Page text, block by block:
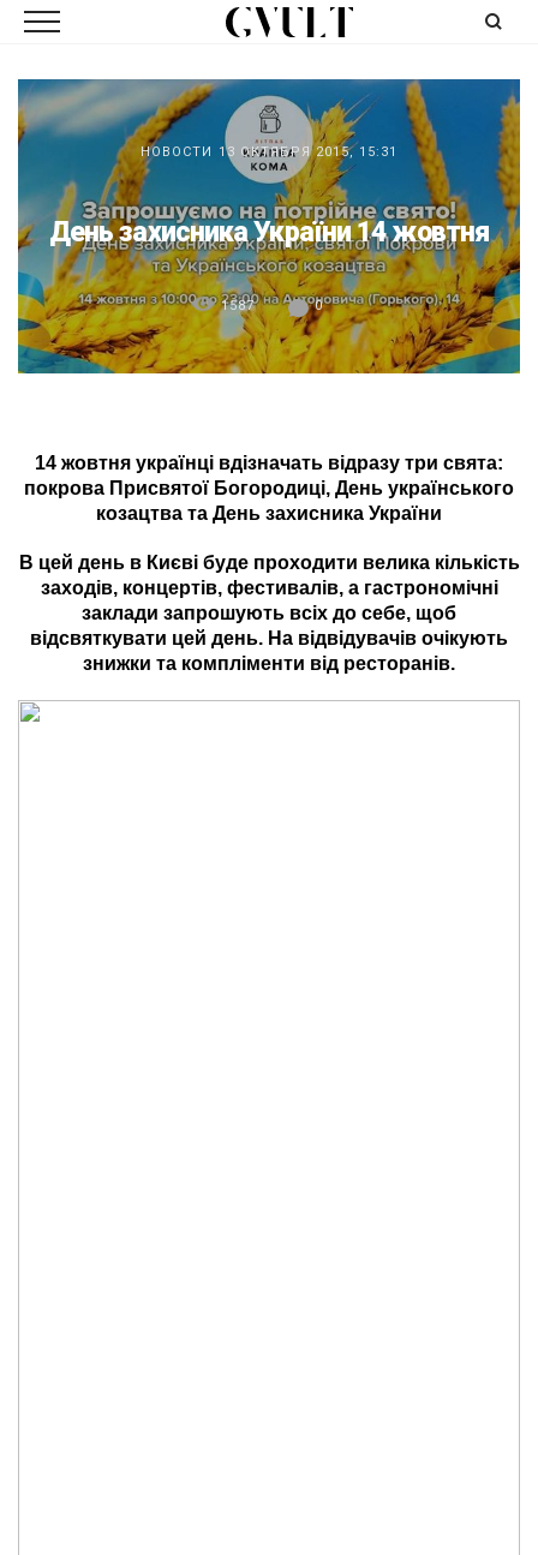
НОВОСТИ 13 ОКТЯБРЯ 2015, 15:31
День захисника України 14 жовтня
1587 0
14 жовтня українці вдізначать відразу три свята:
покрова Присвятої Богородиці, День українського
козацтва та День захисника України
В цей день в Києві буде проходити велика кількість
заходів, концертів, фестивалів, а гастрономічні
заклади запрошують всіх до себе, щоб
відсвяткувати цей день. На відвідувачів очікують
знижки та компліменти від ресторанів.